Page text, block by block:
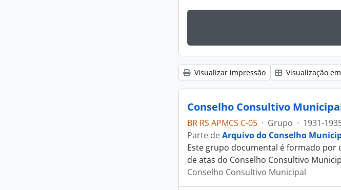
Visualizar impressão Visualização
Conselho Consultivo
BR RS APMCS C-05 · Grupo · 1931-
Parte deArquivo do Conselho
Este grupo documental é formado
de atas do Conselho Consultivo
Conselho Consultivo Municipal